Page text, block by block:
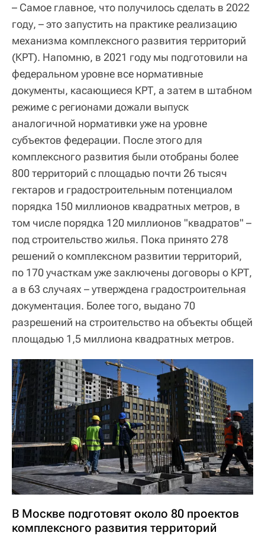
– Самое главное, что получилось сделать в 2022
году, – это запустить на практике реализацию
механизма комплексного развития территорий
(КРТ). Напомню, в 2021 году мы подготовили на
федеральном уровне все нормативные
документы, касающиеся КРТ, а затем в штабном
режиме с регионами дожали выпуск
аналогичной нормативки уже на уровне
субъектов федерации. После этого для
комплексного развития были отобраны более
800 территорий с площадью почти 26 тысяч
гектаров и градостроительным потенциалом
порядка 150 миллионов квадратных метров, в
том числе порядка 120 миллионов "квадратов" –
под строительство жилья. Пока принято 278
решений о комплексном развитии территорий,
по 170 участкам уже заключены договоры о КРТ,
а в 63 случаях – утверждена градостроительная
документация. Более того, выдано 70
разрешений на строительство на объекты общей
площадью 1,5 миллиона квадратных метров.
В Москве подготовят около 80 проектов
комплексного развития территорий